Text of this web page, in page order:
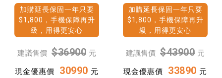
加購延長保固一年只要
$1,800，手機保障再升
級，用得更安心
建議售價 $36900 元
現金優惠價 30990 元
加購延長保固一年只要
$1,800，手機保障再升
級，用得更安心
建議售價 $43900 元
現金優惠價 33890 元